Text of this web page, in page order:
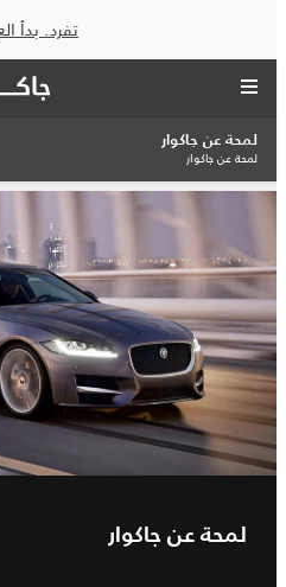
تفرد. بدأ
لمحة عن جاكوار
لمحة عن جاكوار
لمحة عن جاكوار